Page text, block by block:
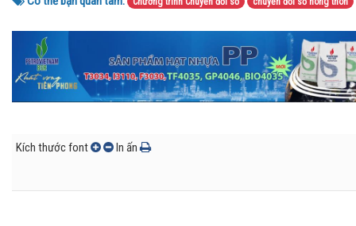
Kích thước font In ấn